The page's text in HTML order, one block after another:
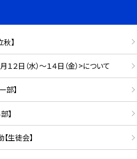
】
２日（水）～１４日（金）>について
部】
】
生徒会】